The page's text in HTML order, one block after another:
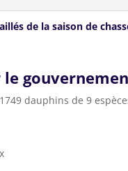
de la saison de
dauphins de 9